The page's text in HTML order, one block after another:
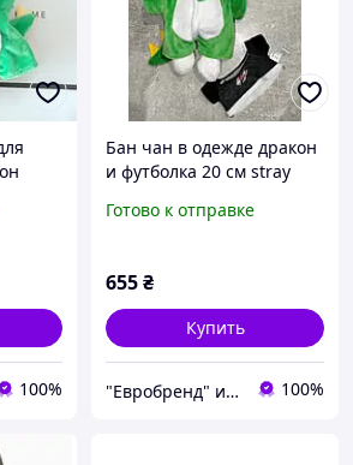
100%
Бан чан в одежде дракон
и футболка 20 см stray
кидс wolf chan волк
Готово к отправке
655₴
Купить
"Евробренд" интернет-магазин 100%